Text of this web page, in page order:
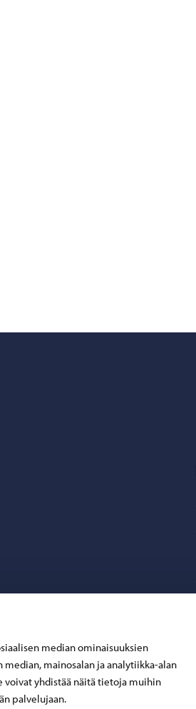
median ominaisuuksien
mainosalan ja analytiikka-alan
yhdistää näitä tietoja muihin
palvelujaan.